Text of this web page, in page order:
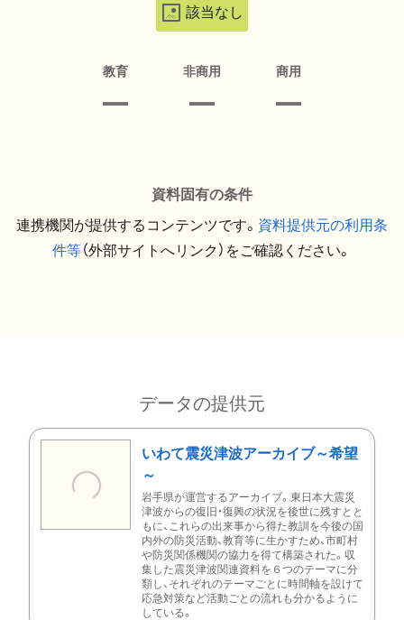
該当なし
教育 非商用 商用
資料固有の条件
連携機関が提供するコンテンツです。 資料提供元の利用条
件等（外部サイトへリンク）をご確認ください。
データの提供元
いわて震災津波アーカイブ～希望
～
岩手県が運営するアーカイブ。東日本大震災
津波からの復旧・復興の状況を後世に残すとと
もに、これらの出来事から得た教訓を今後の国
内外の防災活動、教育等に生かすため、市町村
や防災関係機関の協力を得て構築された。収
集した震災津波関連資料を６つのテーマに分
類し、それぞれのテーマごとに時間軸を設けて
応急対策など活動ごとの流れも分かるように
している。